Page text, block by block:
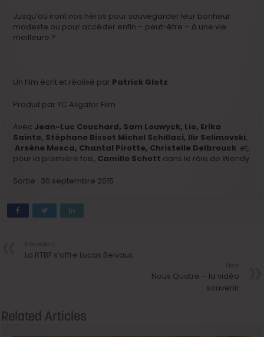
Jusqu’où iront nos héros pour sauvegarder leur bonheur
modeste ou pour accéder enfin – peut-être – à une vie
meilleure ?
Un film écrit et réalisé par Patrick Glotz
Produit par YC Aligator Film
Avec Jean-Luc Couchard, Sam Louwyck, Lio, Erika
Sainte, Stéphane Bissot Michel Schillaci, Ilir Selimovski,
Arsène Mosca, Chantal Pirotte, Christelle Delbrouck et,
pour la première fois, Camille Schott dans le rôle de Wendy
Sortie : 30 septembre 2015
La RTBF s’offre Lucas Belvaux
Nous Quatre – la vidéo
souvenir
Related Articles